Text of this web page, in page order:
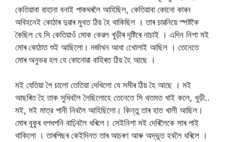
কেতিয়াবা বাহানা বনাই পাকঘৰলৈ আহিছিল, কেতিয়াবা কোনো কাৰন
অবিহনেই কোঠাৰ দুৱাৰ মুখত ঠিয় হৈ থাকিছিল । তাৰ চাৱনিয়ে স্পষ্টকৈ
কৈছিল যে সি কেতিয়াওঁ মোক কেৱল খুড়ীৰ দৃষ্টিৰে নাচাই । এদিন নিশা মই
মোৰ কোঠাত শুই আছিলো। দৰ্জাখন আধা খোেলাই আছিল । তেনেতে
মোৰ অনুভৱ হল যে কোনোৱা বাহিৰত ঠিয় হৈ আছে ।
মই যেতিয়া গৈ চালো তেতিয়া দেখিলো যে সমীৰ ঠিয় হৈ আছে । মই
আছৰিত হৈ তাক সুধিবলৈ লৈছিলোহে তেনেতে সি থতমত খাই কলে, খুড়ী..
মই, মই মাত্র পানী নিবলৈ আহিছিলো। কিন্তু তাৰ হাত খালী আছিল।
মোৰ বুকুৰ ধপধপনি বাঢ়িবলৈ ধৰিলে। সেইনিশা মই দেৰিলৈকে সাৰ পাই
থাকিলো । তাৰপিছৰ কেইদিনত তাৰ আচৰণ আৰু অদ্ভুত হবলৈ ধৰিলে ।